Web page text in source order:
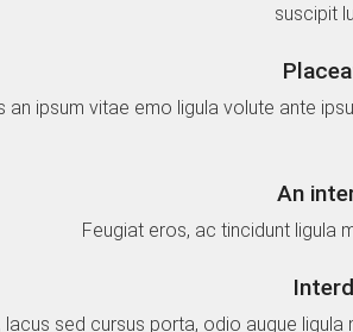
suscipit
an ipsum vitae emo ligula volute ante
An
Feugiat eros, ac tincidunt ligula
lacus sed cursus porta, odio augue